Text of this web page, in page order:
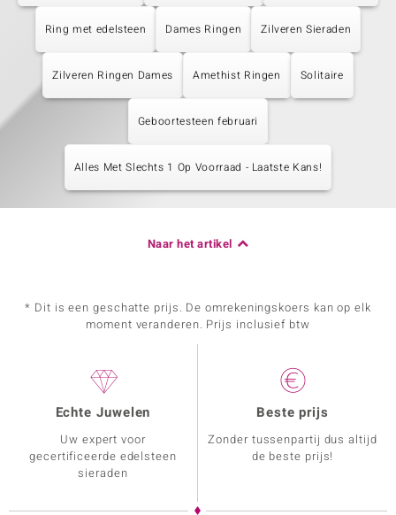
Ring met edelsteen Dames Ringen Zilveren Sieraden
Zilveren Ringen Dames Amethist Ringen Solitaire
Geboortesteen februari
Alles Met Slechts 1 Op Voorraad - Laatste Kans!
Naar het artikel
* Dit is een geschatte prijs. De omrekeningskoers kan op elk
moment veranderen. Prijs inclusief btw
Echte Juwelen
Uw expert voor
gecertificeerde edelsteen
sieraden
Beste prijs
Zonder tussenpartij dus altijd
de beste prijs!